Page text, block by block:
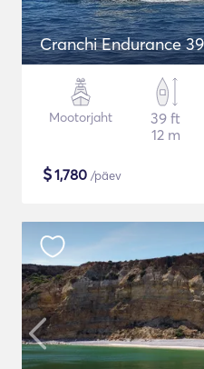
Cranchi Endurance 39
Mootorjaht
39 ft
12 m
$1,780 /päev